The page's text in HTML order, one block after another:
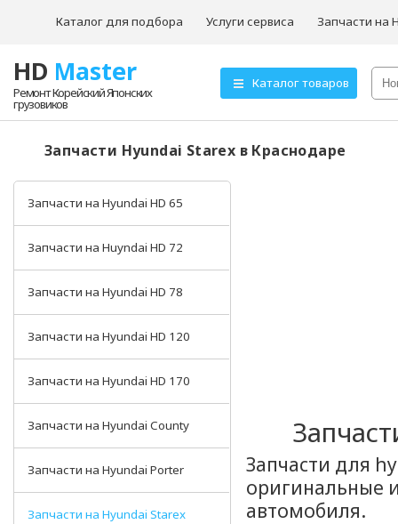
Каталог для подбора Услуги сервиса Запчасти на
О компании
HD Master
Ремонт Корейский Японских
грузовиков
Каталог товаров
Товары для ТО
Hyundai HD72
Запчасти Hyundai Starex в Краснодаре
Запчасти на Hyundai HD 65
Запчасти на Huyndai HD 72
Запчасти на Hyundai HD 78
Запчасти на Hyundai HD 120
Запчасти на Hyundai HD 170
Запчасти на Hyundai County
Запчасти на Hyundai Porter
Запчасти на Hyundai Starex
Запчасти для
оригинальные
автомобиля.